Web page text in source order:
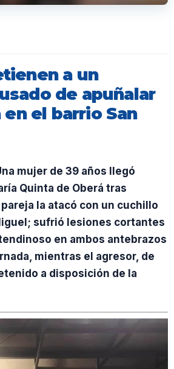
a un
de apuñalar
en el barrio San
mujer de 39 años llegó
Quinta de Oberá tras
la atacó con un cuchillo
sufrió lesiones cortantes
en ambos antebrazos
mientras el agresor, de
a disposición de la